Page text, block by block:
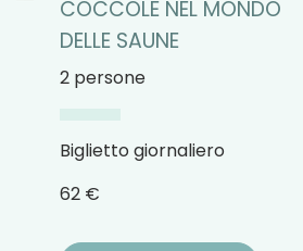
COCCOLE NEL MONDO
DELLE SAUNE
2 persone
Biglietto giornaliero
62 €